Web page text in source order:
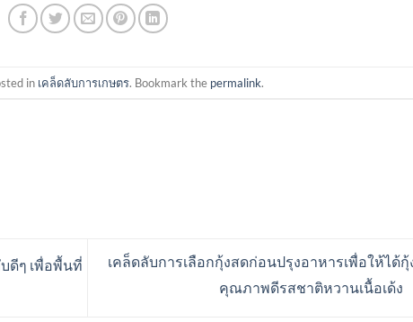
in เคล็ดลับการเกษตร. Bookmark the permalink.
ดีๆ เพื่อพื้นที่
เคล็ดลับการเลือกกุ้งสดก่อนปรุงอาหารเพื่อให้ได้กุ้
คุณภาพดีรสชาติหวานเนื้อเด้ง